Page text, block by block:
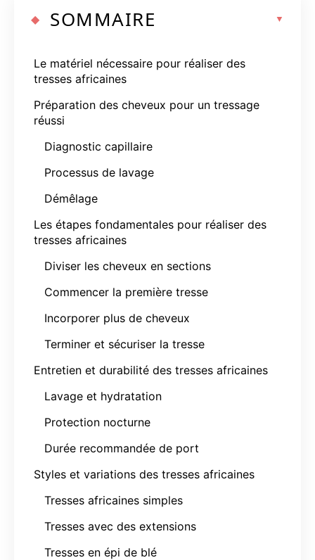
SOMMAIRE
Le matériel nécessaire pour réaliser des
tresses africaines
Préparation des cheveux pour un tressage
réussi
Diagnostic capillaire
Processus de lavage
Démêlage
Les étapes fondamentales pour réaliser des
tresses africaines
Diviser les cheveux en sections
Commencer la première tresse
Incorporer plus de cheveux
Terminer et sécuriser la tresse
Entretien et durabilité des tresses africaines
Lavage et hydratation
Protection nocturne
Durée recommandée de port
Styles et variations des tresses africaines
Tresses africaines simples
Tresses avec des extensions
Tresses en épi de blé